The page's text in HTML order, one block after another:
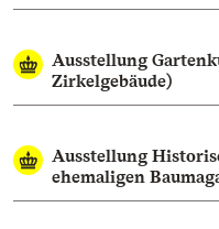
Ausstellung
Zirkelgebäude)
Ausstellung
ehemaligen